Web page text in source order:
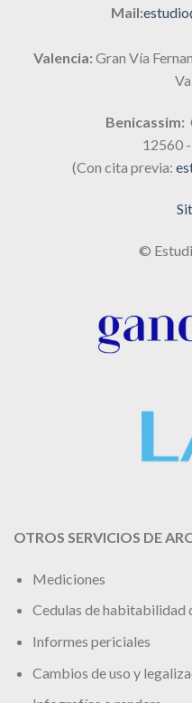
Mail:
Valencia: Gran Vía
Benicassim:
12560
(Con cita previa:
©
OTROS SERVICIOS DE
Mediciones
Cedulas de habitabilidad
Informes periciales
Cambios de uso y